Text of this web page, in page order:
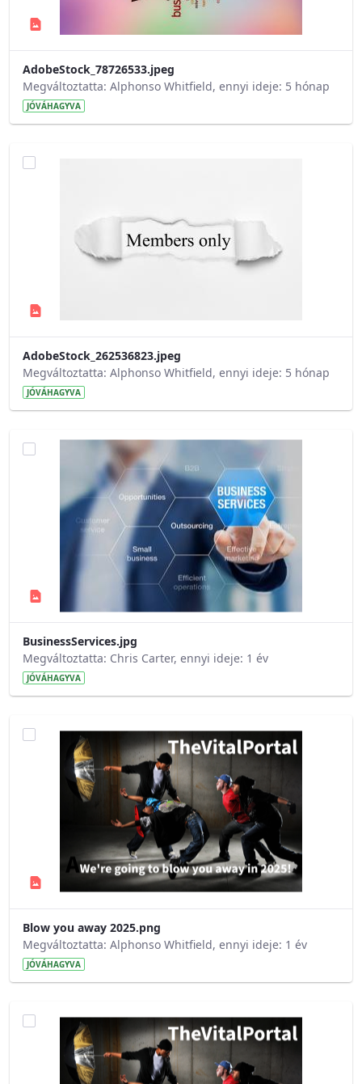
AdobeStock_78726533.jpeg
Megváltoztatta: Alphonso Whitfield, ennyi ideje: 5 hónap
JÓVÁHAGYVA
AdobeStock_262536823.jpeg
Megváltoztatta: Alphonso Whitfield, ennyi ideje: 5 hónap
JÓVÁHAGYVA
BusinessServices.jpg
Megváltoztatta: Chris Carter, ennyi ideje: 1 év
JÓVÁHAGYVA
Blow you away 2025.png
Megváltoztatta: Alphonso Whitfield, ennyi ideje: 1 év
JÓVÁHAGYVA